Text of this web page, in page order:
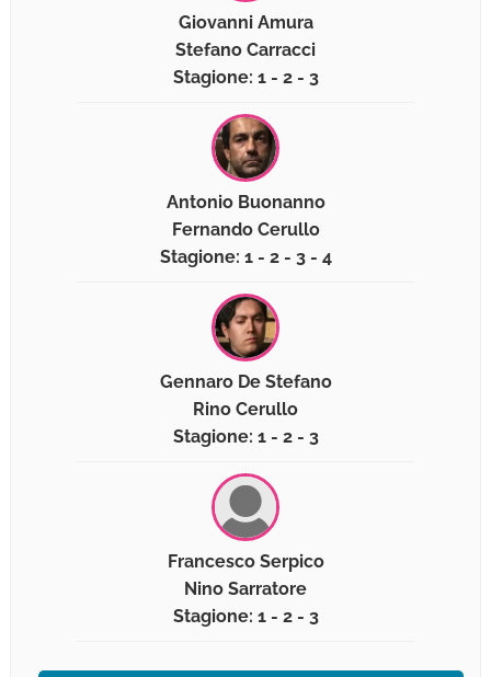
Giovanni Amura
Stefano Carracci
Stagione: 1 - 2 - 3
Antonio Buonanno
Fernando Cerullo
Stagione: 1 - 2 - 3 - 4
Gennaro De Stefano
Rino Cerullo
Stagione: 1 - 2 - 3
Francesco Serpico
Nino Sarratore
Stagione: 1 - 2 - 3